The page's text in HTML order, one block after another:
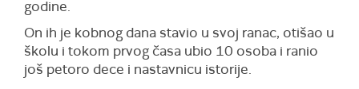
godine.
On ih je kobnog dana stavio u svoj ranac, otišao u
školu i tokom prvog časa ubio 10 osoba i ranio
još petoro dece i nastavnicu istorije.